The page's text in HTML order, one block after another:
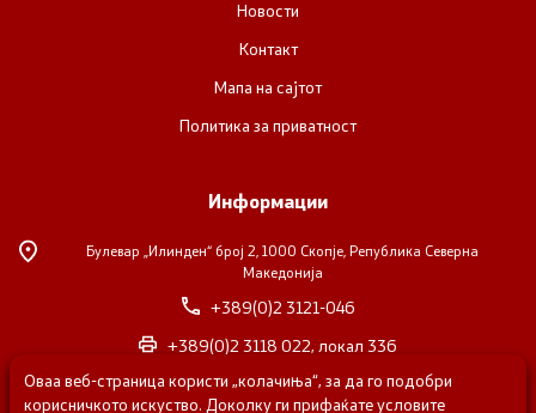
Новости
Контакт
Мапа на сајтот
Политика за приватност
Информации
Булевар „Илинден“ број 2, 1000 Скопје, Република Северна
Македонија
+389(0)2 3121-046
+389(0)2 3118 022, локал 336
nvosorabotka@gs.gov.mk
Оваа веб-страница користи „колачиња“, за да го подобри
корисничкото искуство. Доколку ги прифаќате условите